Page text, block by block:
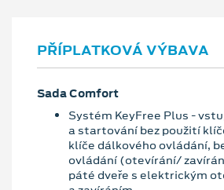
PŘÍPLATKOVÁ VÝBAVA
Sada Comfort
Systém KeyFree Plus -
a startování bez použití
klíče dálkového ovládání,
ovládání (otevírání/
páté dveře s elektrickým